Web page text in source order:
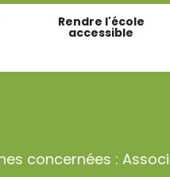
Rendre l'école
accessible
concernées :